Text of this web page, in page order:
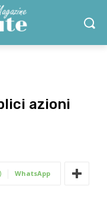
azioni
WhatsApp